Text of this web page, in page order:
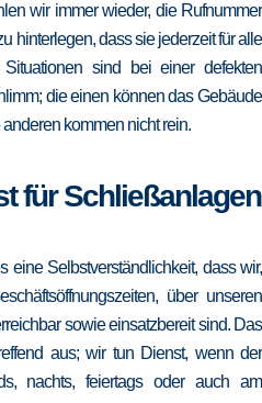
wir immer wieder, die Rufnummer
hinterlegen, dass sie jederzeit für alle
Situationen sind bei einer defekten
die einen können das Gebäude
kommen nicht rein.
für Schließanlagen
eine Selbstverständlichkeit, dass wir,
über unseren
sowie einsatzbereit sind. Das
aus; wir tun Dienst, wenn der
nachts, feiertags oder auch am